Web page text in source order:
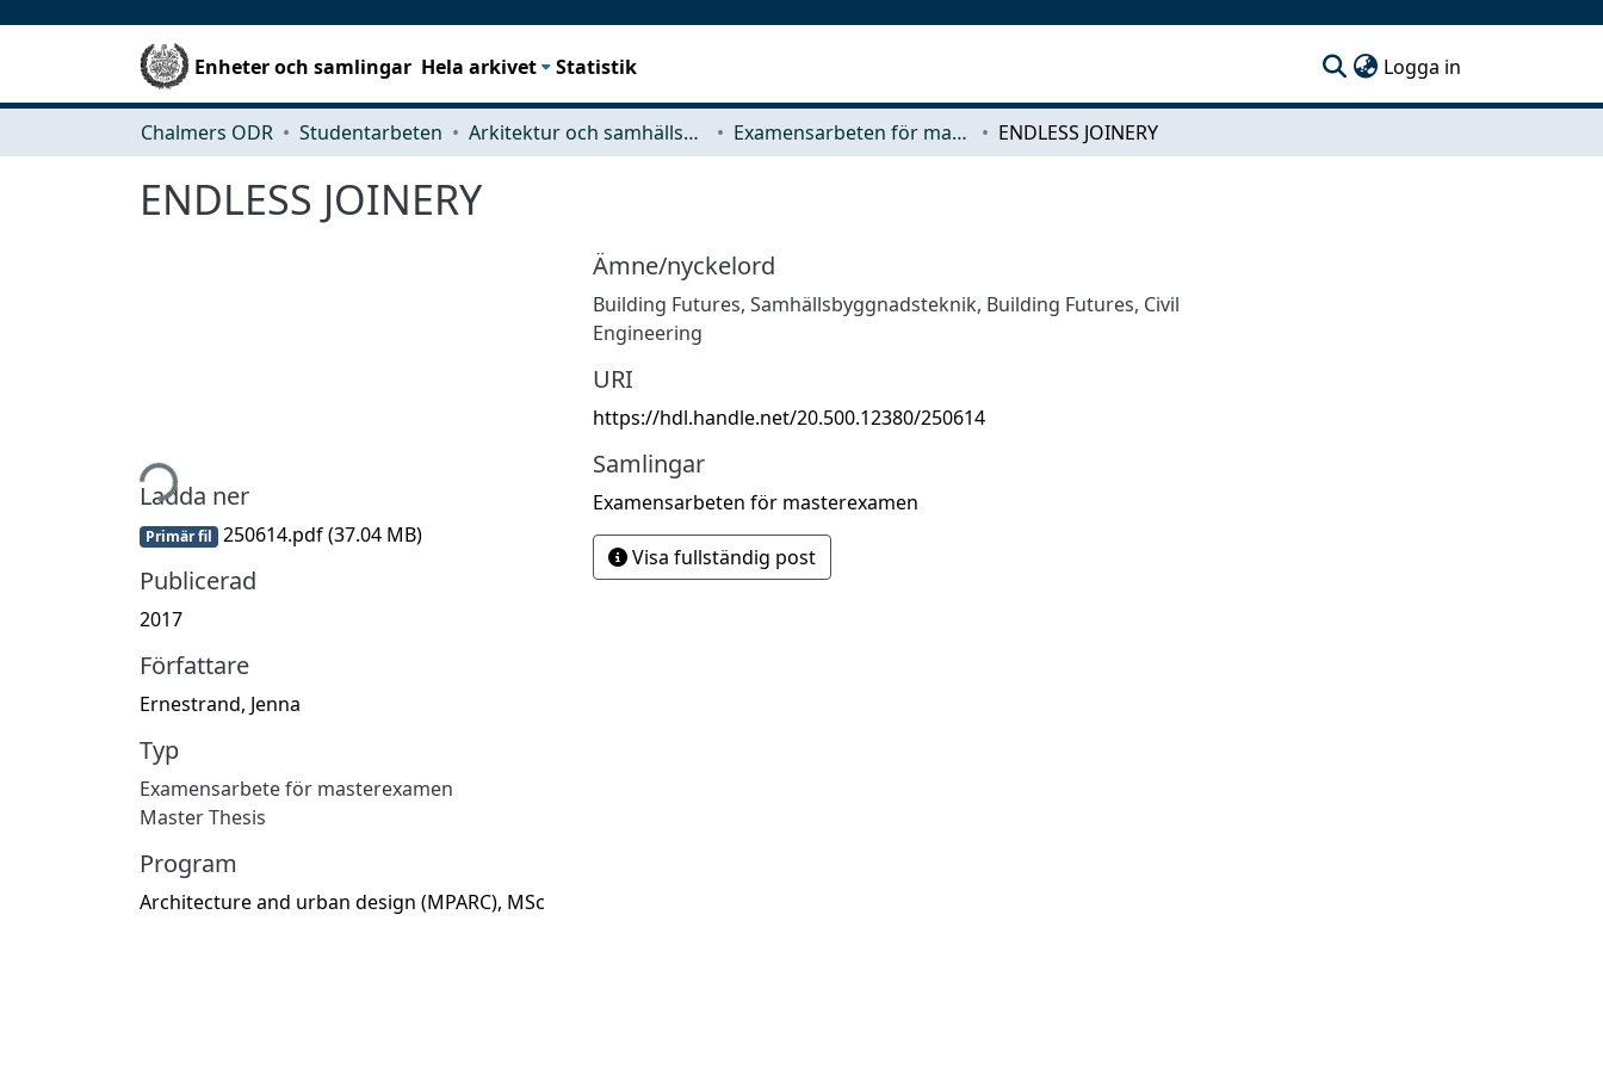
Enheter och samlingar Hela arkivet Statistik Logga in
Chalmers ODR Studentarbeten Arkitektur och samhällsbyggnadsteknik (ACE) Examensarbeten för masterexamen ENDLESS JOINERY
ENDLESS JOINERY
Hämtar...
Ladda ner
Primär fil 250614.pdf(37.04 MB)
Publicerad
2017
Författare
Ernestrand, Jenna
Typ
Examensarbete för masterexamen
Master Thesis
Program
Architecture and urban design (MPARC), MSc
Ämne/nyckelord
Building Futures, Samhällsbyggnadsteknik, Building Futures, Civil
Engineering
URI
https://hdl.handle.net/20.500.12380/250614
Samlingar
Examensarbeten för masterexamen
Visa fullständig post